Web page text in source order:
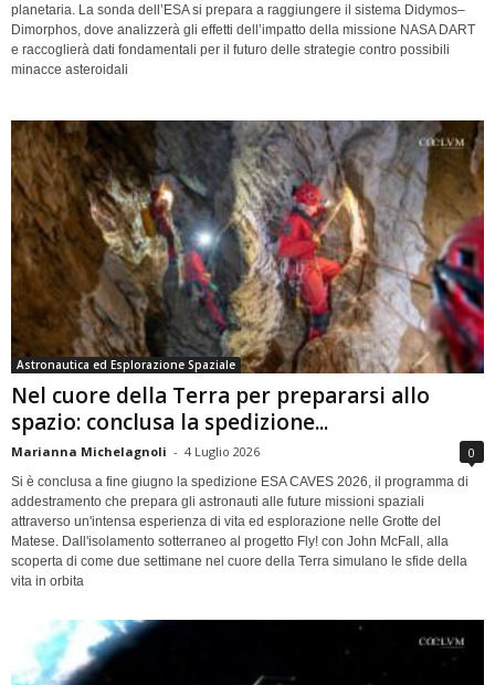
planetaria. La sonda dell’ESA si prepara a raggiungere il sistema Didymos–
Dimorphos, dove analizzerà gli effetti dell’impatto della missione NASA DART
e raccoglierà dati fondamentali per il futuro delle strategie contro possibili
minacce asteroidali
Astronautica ed Esplorazione Spaziale
Nel cuore della Terra per prepararsi allo
spazio: conclusa la spedizione...
Marianna Michelagnoli - 4 Luglio 2026 0
Si è conclusa a fine giugno la spedizione ESA CAVES 2026, il programma di
addestramento che prepara gli astronauti alle future missioni spaziali
attraverso un'intensa esperienza di vita ed esplorazione nelle Grotte del
Matese. Dall'isolamento sotterraneo al progetto Fly! con John McFall, alla
scoperta di come due settimane nel cuore della Terra simulano le sfide della
vita in orbita